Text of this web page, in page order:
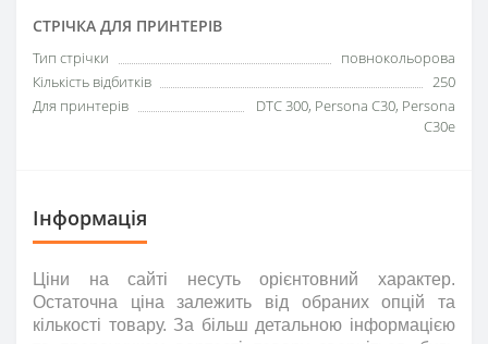
СТРІЧКА ДЛЯ ПРИНТЕРІВ
Тип стрічки
повнокольорова
Кількість відбитків
250
Для принтерів
DTC 300, Persona C30, Persona
C30e
Інформація
Ціни на сайті несутьорієнтовний характер.
Остаточна ціна залежить від обраних опцій та
кількості товару. За більш детальною інформацією